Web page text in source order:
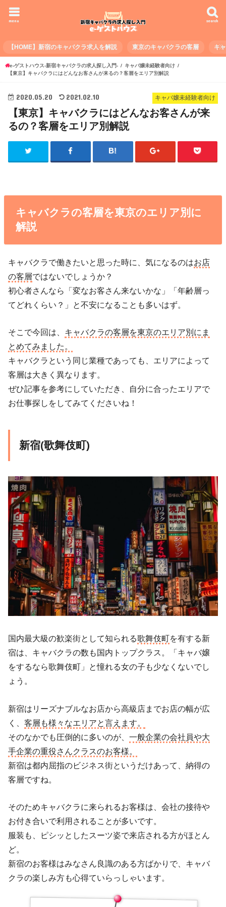
search
menu
【HOME】新宿のキャバクラ求人を解説 東京のキャバクラの客層 キ
e-ゲストハウス-新宿キャバクラの求人探し入門-
キャバ嬢未経験者向け
【東京】キャバクラにはどんなお客さんが来るの？客層をエリア別解説
キャバ嬢未経験者向け
2020.05.20 2021.02.10
【東京】キャバクラにはどんなお客さんが来
るの？客層をエリア別解説
キャバクラの客層を東京のエリア別に
解説
キャバクラで働きたいと思った時に、気になるのはお店
の客層ではないでしょうか？
初心者さんなら「変なお客さん来ないかな」「年齢層っ
てどれくらい？」と不安になることも多いはず。
そこで今回は、 キャバクラの客層を東京のエリア別にま
とめてみました。
キャバクラという同じ業種であっても、エリアによって
客層は大きく異なります。
ぜひ記事を参考にしていただき、自分に合ったエリアで
お仕事探しをしてみてくださいね！
新宿(歌舞伎町)
国内最大級の歓楽街として知られる歌舞伎町を有する新
宿は、キャバクラの数も国内トップクラス。「キャバ嬢
をするなら歌舞伎町」と憧れる女の子も少なくないでし
ょう。
新宿はリーズナブルなお店から高級店までお店の幅が広
く、客層も様々なエリアと言えます。
そのなかでも圧倒的に多いのが、一般企業の会社員や大
手企業の重役さんクラスのお客様。
新宿は都内屈指のビジネス街というだけあって、納得の
客層ですね。
そのためキャバクラに来られるお客様は、会社の接待や
お付き合いで利用されることが多いです。
服装も、ピシッとしたスーツ姿で来店される方がほとん
ど。
新宿のお客様はみなさん良識のある方ばかりで、キャバ
クラの楽しみ方も心得ていらっしゃいます。